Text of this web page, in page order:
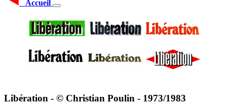
Accueil
Libération - © Christian Poulin - 1973/1983